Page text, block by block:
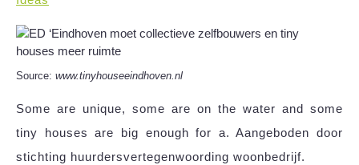
Source: www.tinyhouseeindhoven.nl
Some are unique, some are on the water and some
tiny houses are big enough for a. Aangeboden door
stichting huurdersvertegenwoording woonbedrijf.